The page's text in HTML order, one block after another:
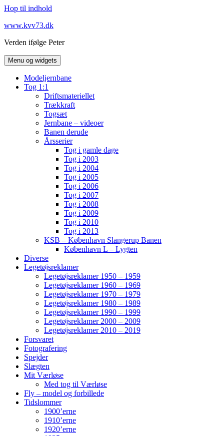
Hop til indhold
www.kvv73.dk
Verden ifølge Peter
Menu og widgets
Modeljernbane
Tog 1:1
Driftsmateriellet
Trækkraft
Togsæt
Jernbane – videoer
Banen derude
Årsserier
Tog i gamle dage
Tog i 2003
Tog i 2004
Tog i 2005
Tog i 2006
Tog i 2007
Tog i 2008
Tog i 2009
Tog i 2010
Tog i 2013
KSB – København Slangerup Banen
København L – Lygten
Diverse
Legetøjsreklamer
Legetøjsreklamer 1950 – 1959
Legetøjsreklamer 1960 – 1969
Legetøjsreklamer 1970 – 1979
Legetøjsreklamer 1980 – 1989
Legetøjsreklamer 1990 – 1999
Legetøjsreklamer 2000 – 2009
Legetøjsreklamer 2010 – 2019
Forsvaret
Fotografering
Spejder
Slægten
Mit Værløse
Med tog til Værløse
Fly – model og forbillede
Tidslommer
1900’erne
1910’erne
1920’erne